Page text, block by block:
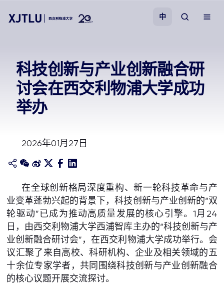
招生
科研
学院
关于我们
中
科技创新与产业创新融合研
讨会在西交利物浦大学成功
举办
2026年01月27日
在全球创新格局深度重构、新一轮科技革命与产
业变革蓬勃兴起的背景下，科技创新与产业创新的“双
轮驱动”已成为推动高质量发展的核心引擎。1月24
日，由西交利物浦大学西浦智库主办的“科技创新与产
业创新融合研讨会”，在西交利物浦大学成功举行。会
议汇聚了来自高校、科研机构、企业及相关领域的五
十余位专家学者，共同围绕科技创新与产业创新融合
的核心议题开展交流探讨。